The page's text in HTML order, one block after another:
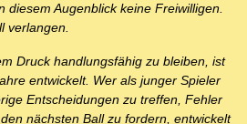
diesem Augenblick keine Freiwilligen.
verlangen.
Druck handlungsfähig zu bleiben, ist
entwickelt. Wer als junger Spieler
Entscheidungen zu treffen, Fehler
nächsten Ball zu fordern, entwickelt